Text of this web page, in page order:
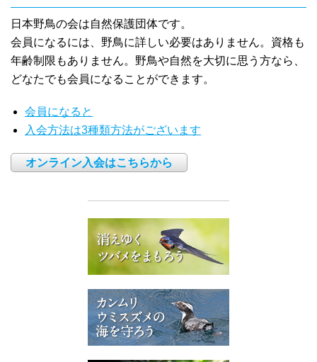
日本野鳥の会は自然保護団体です。
会員になるには、野鳥に詳しい必要はありません。資格も
年齢制限もありません。野鳥や自然を大切に思う方なら、
どなたでも会員になることができます。
会員になると
入会方法は3種類方法がございます
オンライン入会はこちらから